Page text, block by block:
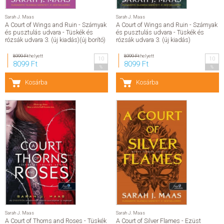
Sarah J. Maas
A Court of Wings and Ruin - Szárnyak
és pusztulás udvara - Tüskék és
rózsák udvara 3. (új kiadás)(új borító)
8999 Fthelyett
8099 Ft
10
Kosárba
Sarah J. Maas
A Court of Wings and Ruin - Szárnyak
és pusztulás udvara - Tüskék és
rózsák udvara 3. (új kiadás)
8999 Fthelyett
8099 Ft
10
Kosárba
Sarah J. Maas
A Court of Thorns and Roses - Tüskék
Sarah J. Maas
A Court of Silver Flames - Ezüst
Studio tankönyvcsalád
Weitblick tankönyvcsalád
Olasz nyelv
Spanyol nyelv
Szókártyák
Grimm szótárak
Grimm szótárak
Zsebszótár
Kisszótárak
Gyerekszótárak
Tanulószótárak
Kéziszótárak
Munkahelyi szótárak
Általános gazdasági szótárak
Szótárak nyelvtanulóknak
Gasztronómiai szakszótárak
Szótárhasználati munkafüzetek
Anyanyelvi szótárak
Család, gyermeknevelés
Család, gyermeknevelés
Babanapló
Család
Gyermeknevelés
Párkapcsolat
Ezotéria, vallások
Ezotéria, vallások
Asztrológia
Mágia
Meditáció